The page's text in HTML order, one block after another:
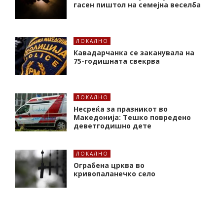
гасен пиштол на семејна веселба
ЛОКАЛНО
Кавадарчанка се заканувала на
75-годишната свекрва
ЛОКАЛНО
Несреќа за празникот во
Македонија: Тешко повредено
деветгодишно дете
ЛОКАЛНО
Ограбена црква во
кривопаланечко село